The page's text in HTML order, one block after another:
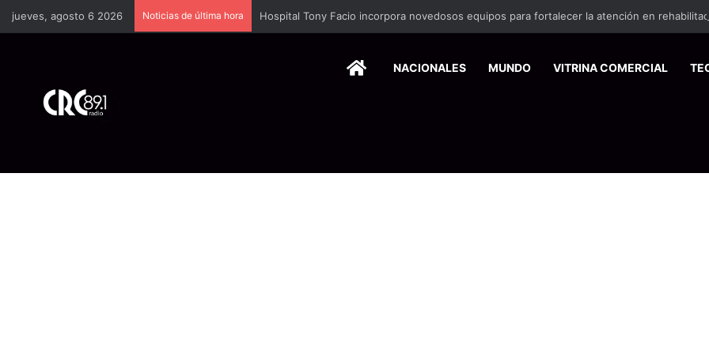
jueves, agosto 6 2026 Noticias de última hora Hospital Tony Facio incorpora novedosos equipos para fortalecer la atención en
HOMENACIONALES MUNDO VITRINA COMERCIAL